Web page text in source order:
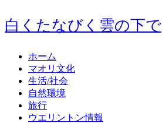
白くたなびく雲の下で
ホーム
マオリ文化
生活/社会
自然環境
旅行
ウエリントン情報